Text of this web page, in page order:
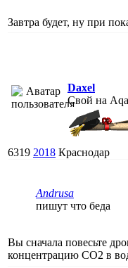
Завтра будет, ну при
Daxel
Свой на
6319 2018 Краснодар
Andrusa
пишут что беда
Вы сначала повесьте
концентрацию СО2 в